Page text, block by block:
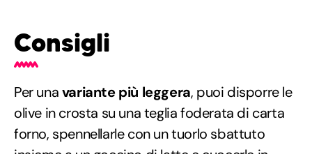
Consigli
Per unavariante più leggera, puoi disporre le
olive in crosta su una teglia foderata di carta
forno, spennellarle con un tuorlo sbattuto